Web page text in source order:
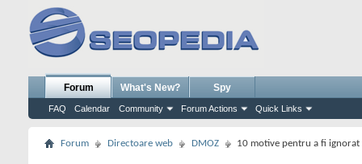
Forum
FAQ Calendar Community Forum Actions Quick Links
What's New? Spy
Forum Directoare web DMOZ 10 motive pentru a fi